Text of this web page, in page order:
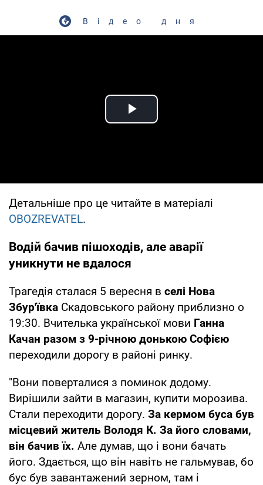
Відео дня
Play Video
Детальніше про це читайте в матеріалі
OBOZREVATEL.
Водій бачив пішоходів, але аварії
уникнути не вдалося
Трагедія сталася 5 вересня в селі Нова
Збур'ївка Скадовського району приблизно о
19:30. Вчителька української мови Ганна
Качан разом з 9-річною донькою Софією
переходили дорогу в районі ринку.
"Вони поверталися з поминок додому.
Вирішили зайти в магазин, купити морозива.
Стали переходити дорогу. За кермом буса був
місцевий житель Володя К. За його словами,
він бачив їх. Але думав, що і вони бачать
його. Здається, що він навіть не гальмував, бо
бус був завантажений зерном, там і